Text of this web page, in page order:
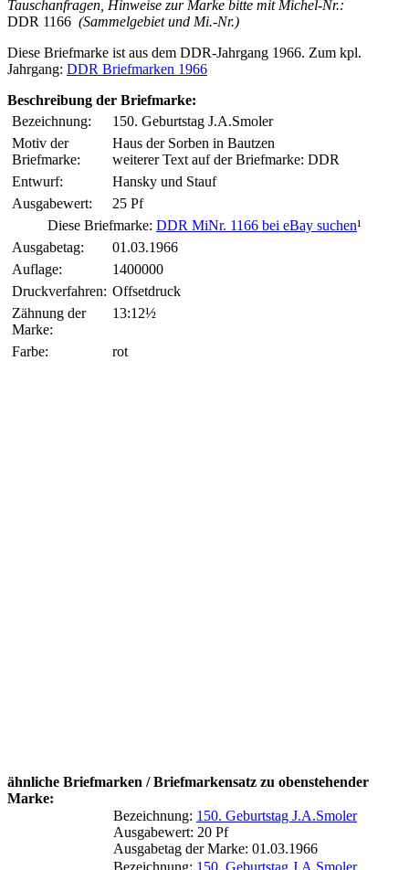
Tauschanfragen, Hinweise zur Marke bitte mit Michel-Nr.:
DDR 1166 (Sammelgebiet und Mi.-Nr.)
Diese Briefmarke ist aus dem DDR-Jahrgang 1966. Zum kpl.
Jahrgang: DDR Briefmarken 1966
Beschreibung der Briefmarke:
Bezeichnung:
150. Geburtstag J.A.Smoler
Motiv der
Briefmarke:
Haus der Sorben in Bautzen
weiterer Text auf der Briefmarke: DDR
Entwurf:
Hansky und Stauf
Ausgabewert:
25 Pf
Diese Briefmarke: DDR MiNr. 1166 bei eBay suchen¹
Ausgabetag:
01.03.1966
Auflage:
1400000
Druckverfahren: Offsetdruck
Zähnung der
Marke:
13:12½
Farbe: rot
ähnliche Briefmarken / Briefmarkensatz zu obenstehender
Marke:
Bezeichnung: 150. Geburtstag J.A.Smoler
Ausgabewert: 20 Pf
Ausgabetag der Marke: 01.03.1966
Bezeichnung: 150. Geburtstag J.A.Smoler